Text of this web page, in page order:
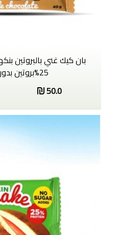
بان كيك غني بالبروتين
25%بروتين بدون سكر 40 غم
50.0